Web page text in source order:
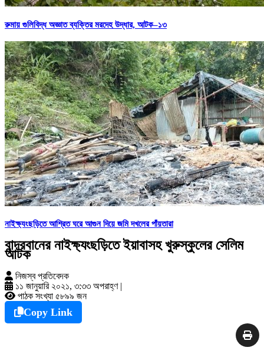
রুমায় গুলিবিদ্ধ অজ্ঞাত ব্যক্তির মরদেহ উদ্ধার, আটক–১৩
নাইক্ষ্যংছড়িতে আশ্রিত ঘরে আগুন দিয়ে জমি দখলের পাঁয়তারা
বান্দরবানের নাইক্ষ্যংছড়িতে ইয়াবাসহ খুরুস্কুলের সেলিম
আটক
নিজস্ব প্রতিবেদক
১১ জানুয়ারি ২০২১, ৩:৩৩ অপরাহ্ণ |
পাঠক সংখ্যা ৫৮৯৯ জন
Copy Link